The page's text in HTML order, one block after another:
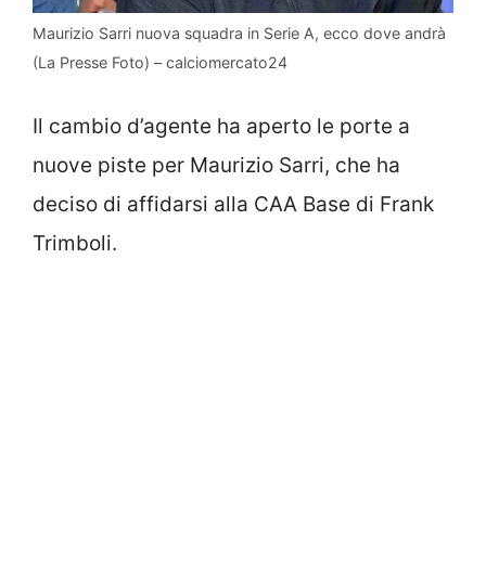
Maurizio Sarri nuova squadra in Serie A, ecco dove andrà
(La Presse Foto) – calciomercato24
Il cambio d’agente ha aperto le porte a
nuove piste per Maurizio Sarri, che ha
deciso di affidarsi alla CAA Base di Frank
Trimboli.